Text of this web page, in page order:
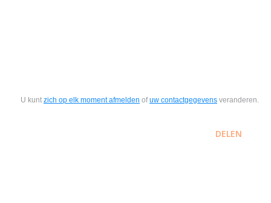
U kunt zich op elk moment afmelden ofuw contactgegevens veranderen.
DELEN